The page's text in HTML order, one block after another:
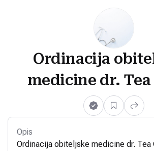
Ordinacija
medicine dr. Tea
Opis
Ordinacija obiteljske medicine dr. Tea